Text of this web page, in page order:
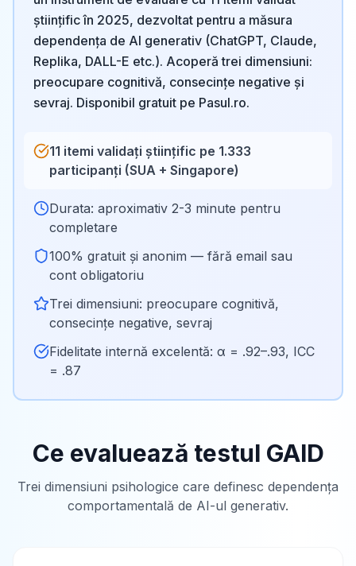
științific în 2025, dezvoltat pentru a măsura
dependența de AI generativ (ChatGPT, Claude,
Replika, DALL-E etc.). Acoperă trei dimensiuni:
preocupare cognitivă, consecințe negative și
sevraj. Disponibil gratuit pe Pasul.ro.
11 itemi validați științific pe 1.333
participanți (SUA + Singapore)
Durata: aproximativ 2-3 minute pentru
completare
100% gratuit și anonim — fără email sau
cont obligatoriu
Trei dimensiuni: preocupare cognitivă,
consecințe negative, sevraj
Fidelitate internă excelentă: α = .92–.93, ICC
= .87
Ce evaluează testul GAID
Trei dimensiuni psihologice care definesc dependența
comportamentală de AI-ul generativ.